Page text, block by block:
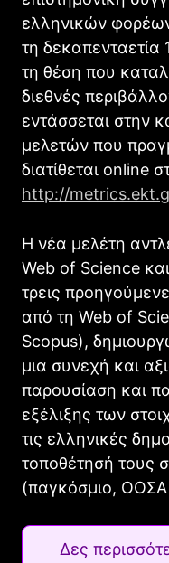
ελληνικών
τη δεκαπενταετία
τη θέση που
διεθνές
εντάσσεται στην
μελετών που
διατίθεται οnline
http://
Η νέα μελέτη
Web of Science
τρεις
από τη Web of
Scopus),
μια συνεχή και
παρουσίαση και
εξέλιξης των
τις ελληνικές
τοποθέτησή τους
(παγκόσμιο,
Δες